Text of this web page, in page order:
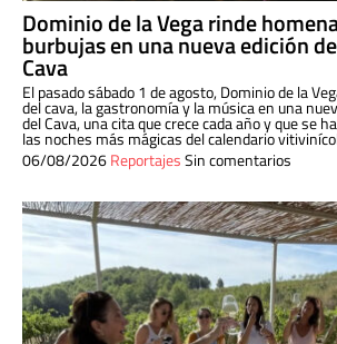
Dominio de la Vega rinde
burbujas en una nueva edición
Cava
El pasado sábado 1 de agosto, Dominio de la
del cava, la gastronomía y la música en una
del Cava, una cita que crece cada año y que se
las noches más mágicas del calendario
06/08/2026ReportajesSin comentarios